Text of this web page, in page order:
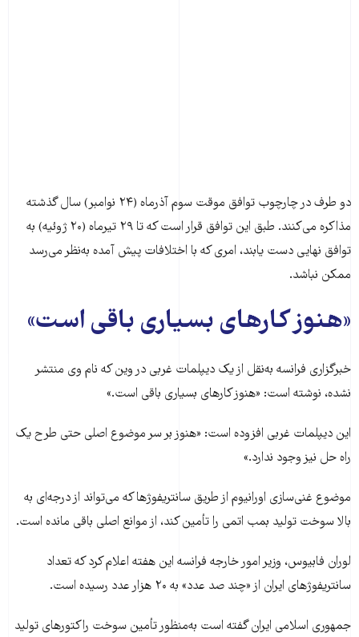
دو طرف در چارچوب توافق موقت سوم آذرماه (۲۴ نوامبر) سال گذشته
مذاکره می‌کنند. طبق این توافق قرار است که تا ۲۹ تيرماه (۲۰ ژوئيه) به
توافق نهایی دست یابند، امری که با اختلافات پیش آمده به‌نظر می‌رسد
ممکن نباشد.
«هنوز کارهای بسیاری باقی است»
خبرگزاری فرانسه به‌نقل از یک دیپلمات غربی در وین که نام وی منتشر
نشده، نوشته است: «هنوز کارهای بسیاری باقی است.»
این دیپلمات غربی افزوده است: «هنوز بر سر موضوع اصلی حتی طرح یک
راه حل نیز وجود ندارد.»
موضوع غنی‌سازی اورانیوم از طریق سانتریفوژها که می‌تواند از درجه‌ای به
بالا سوخت تولید بمب اتمی را تأمین کند، از موانع اصلی باقی مانده است.
لوران فابیوس، وزیر امور خارجه فرانسه این هفته اعلام کرد که تعداد
سانتریفوژهای ایران از «چند صد عدد» به ۲۰ هزار عدد رسیده است.
جمهوری اسلامی ایران گفته است به‌منظور تأمین سوخت راکتورهای تولید